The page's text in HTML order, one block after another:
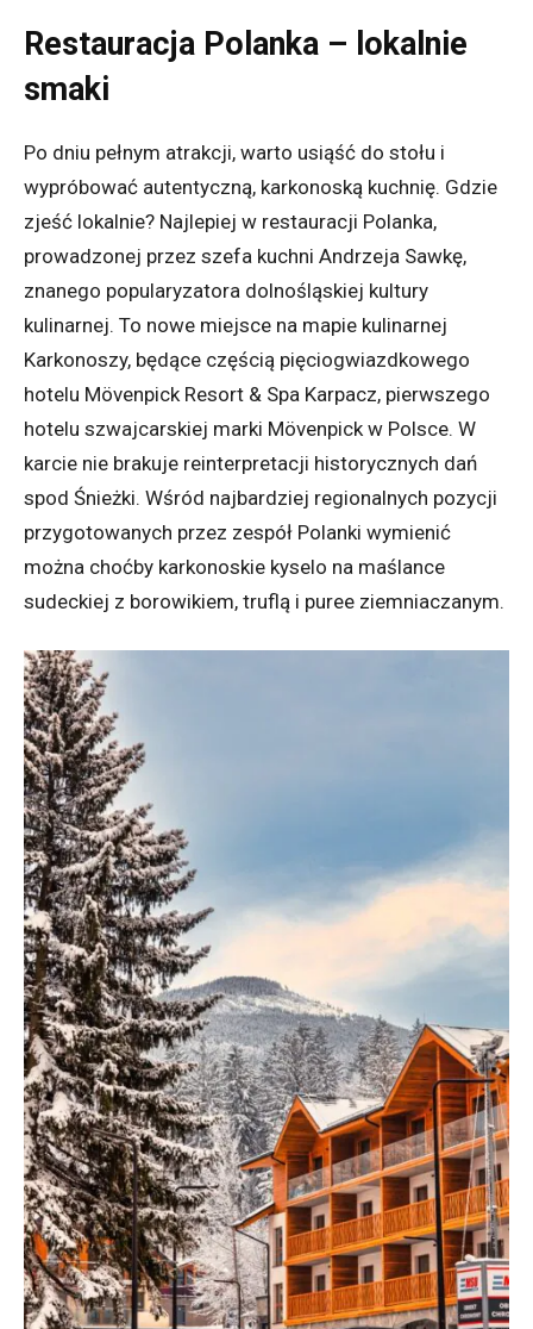
Restauracja Polanka – lokalnie
smaki
Po dniu pełnym atrakcji, warto usiąść do stołu i
wypróbować autentyczną, karkonoską kuchnię. Gdzie
zjeść lokalnie? Najlepiej w restauracji Polanka,
prowadzonej przez szefa kuchni Andrzeja Sawkę,
znanego popularyzatora dolnośląskiej kultury
kulinarnej. To nowe miejsce na mapie kulinarnej
Karkonoszy, będące częścią pięciogwiazdkowego
hotelu Mövenpick Resort & Spa Karpacz, pierwszego
hotelu szwajcarskiej marki Mövenpick w Polsce. W
karcie nie brakuje reinterpretacji historycznych dań
spod Śnieżki. Wśród najbardziej regionalnych pozycji
przygotowanych przez zespół Polanki wymienić
można choćby karkonoskie kyselo na maślance
sudeckiej z borowikiem, truflą i puree ziemniaczanym.